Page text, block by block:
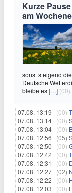
Kurze
am
sonst steigend
Deutsche
bleibe es[…] (00)
07.08. 13:19 | (00)
07.08. 13:14 | (00)
07.08. 13:04 | (00)
07.08. 12:56 | (05)
07.08. 12:50 | (00)
07.08. 12:42 | (00)
07.08. 12:31 | (00)
07.08. 12:27 | (02)
07.08. 12:22 | (00)
07.08. 12:03 | (00)